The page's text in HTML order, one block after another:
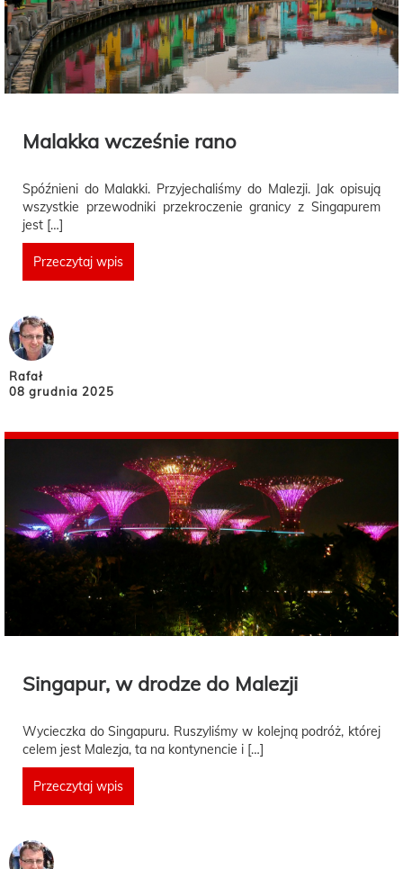
Malakka wcześnie rano
Spóźnieni do Malakki. Przyjechaliśmy do Malezji. Jak opisują
wszystkie przewodniki przekroczenie granicy z Singapurem
jest […]
Przeczytaj wpis
Rafał
08 grudnia 2025
Singapur, w drodze do Malezji
Wycieczka do Singapuru. Ruszyliśmy w kolejną podróż, której
celem jest Malezja, ta na kontynencie i […]
Przeczytaj wpis